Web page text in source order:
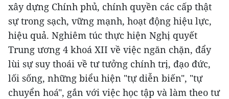
xây dựng Chính phủ, chính quyền các cấp thật
sự trong sạch, vững mạnh, hoạt động hiệu lực,
hiệu quả. Nghiêm túc thực hiện Nghị quyết
Trung ương 4 khoá XII về việc ngăn chặn, đẩy
lùi sự suy thoái về tư tưởng chính trị, đạo đức,
lối sống, những biểu hiện "tự diễn biến", "tự
chuyển hoá", gắn với việc học tập và làm theo tư